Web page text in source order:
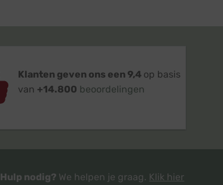
Klanten geven ons een 9,4 op basis
van +14.800 beoordelingen
Hulp nodig? We helpen je graag. Klik hier